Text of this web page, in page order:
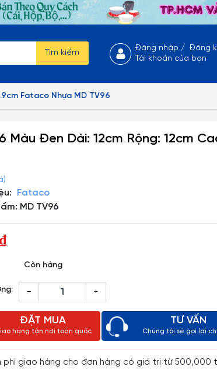
Tìm kiếm
Đăng nhập /Đăng
Tài khoản của bạn
Fataco Nhựa MD TV96
Màu Đen Dài: 12cm Rộng: 12cm
Fataco
MD TV96
Còn hàng
– +
ĐẶT MUA
hàng tận nơi toàn quốc
TƯ VẤN
Chúng tôi sẽ gọi lại
phí giao hàng cho đơn hàng có giá trị từ 500,000